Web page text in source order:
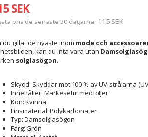
SEK
pris de senaste 30 dagarna 115 SEK
du gillar de nyaste inom mode och
kan du inta vara utan
solglasögon.
Skydd: Skyddar mot 100 % av UV-strålarna
Innehåller: Märkesetui medföljer
Kön: Kvinna
Linsmaterial: Polykarbonater
Typ: Damsolglasögon
Färg: Grön